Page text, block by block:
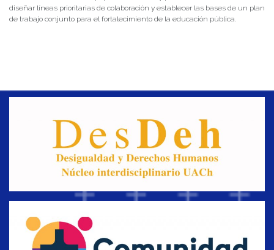
diseñar líneas prioritarias de colaboración y establecer las bases de un plan
de trabajo conjunto para el fortalecimiento de la educación pública.